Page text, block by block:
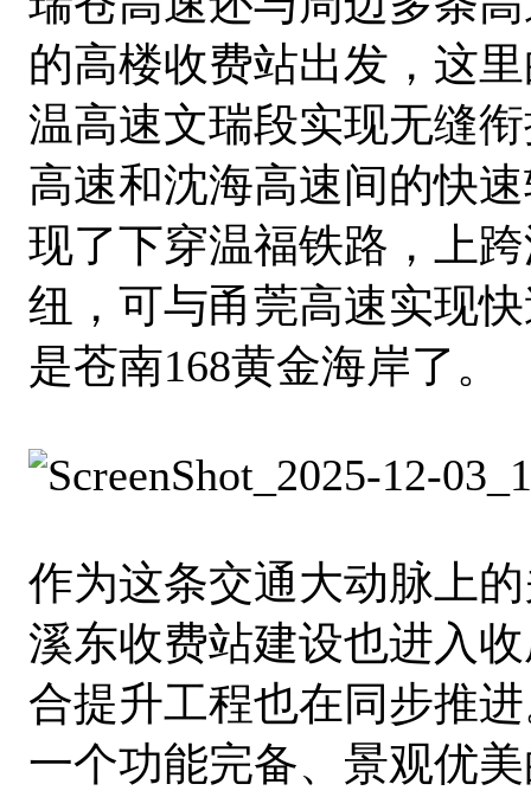
的高楼收费站出发，这
温高速文瑞段实现无缝
高速和沈海高速间的快
现了下穿温福铁路，上
纽，可与甬莞高速实现
是苍南168黄金海岸了。
作为这条交通大动脉上
溪东收费站建设也进入
合提升工程也在同步推
一个功能完备、景观优